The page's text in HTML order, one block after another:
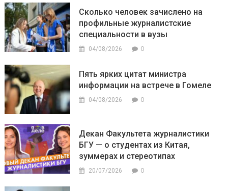
Сколько человек зачислено на
профильные журналистские
специальности в вузы
04/08/2026 0
Пять ярких цитат министра
информации на встрече в Гомеле
04/08/2026 0
Декан Факультета журналистики
БГУ — о студентах из Китая,
зуммерах и стереотипах
20/07/2026 0